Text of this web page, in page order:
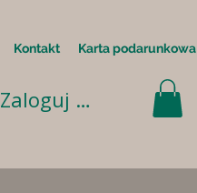
Kontakt Karta podarunkowa
Zaloguj się